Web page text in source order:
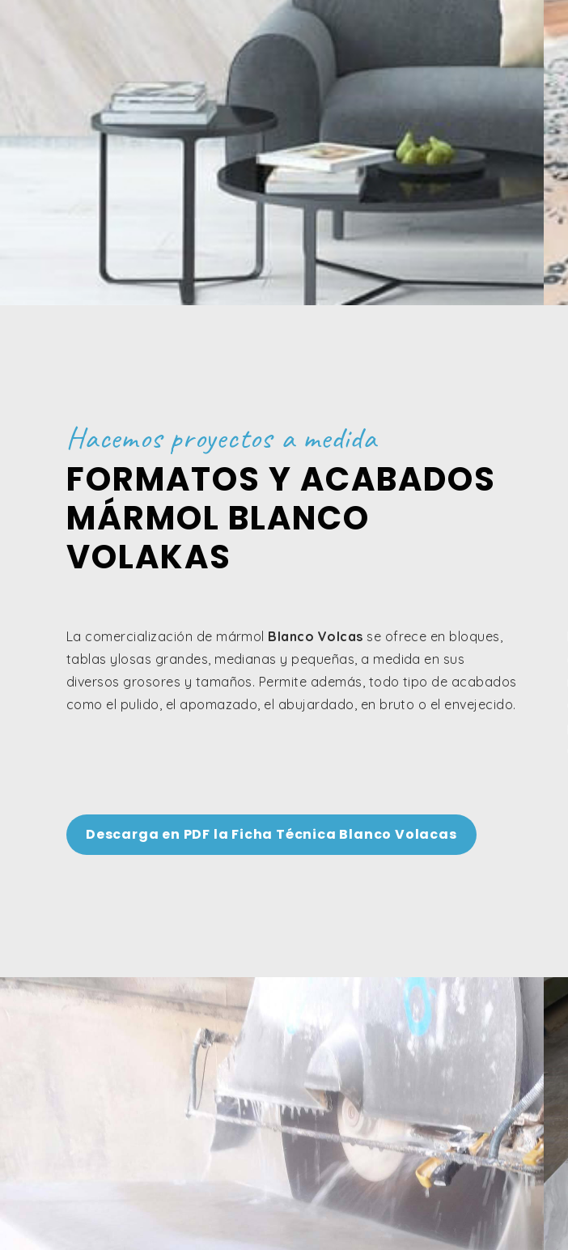
Hacemos proyectos a medida
FORMATOS Y ACABADOS
MÁRMOL BLANCO
VOLAKAS
La comercialización de mármol Blanco Volcas se ofrece en bloques,
tablas ylosas grandes, medianas y pequeñas, a medida en sus
diversos grosores y tamaños. Permite además, todo tipo de acabados
como el pulido, el apomazado, el abujardado, en bruto o el envejecido.
Descarga en PDF la Ficha Técnica Blanco Volacas